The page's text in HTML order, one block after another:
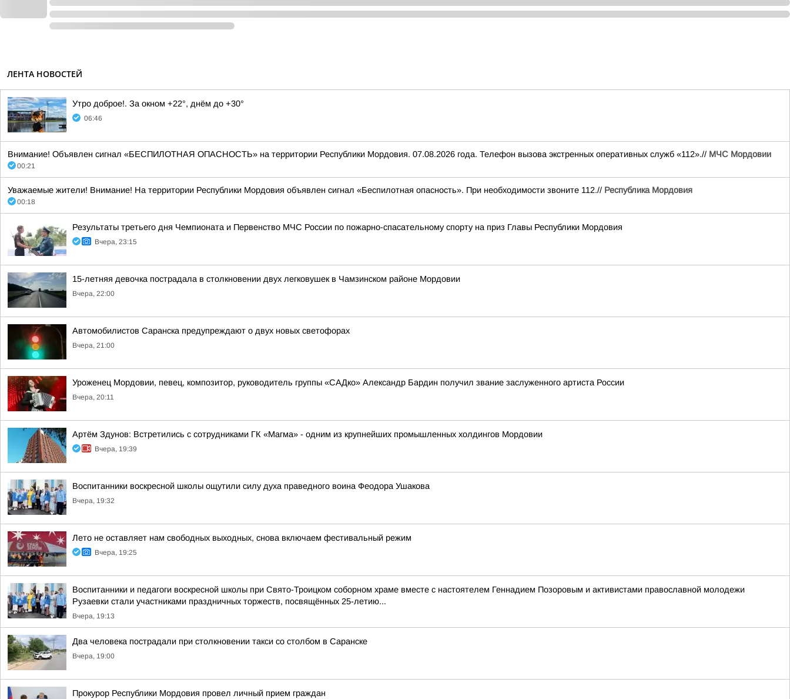
ЛЕНТА НОВОСТЕЙ
Утро доброе!. За окном +22°, днём до +30°
06:46
Внимание! Объявлен сигнал «БЕСПИЛОТНАЯ ОПАСНОСТЬ» на территории Республики Мордовия. 07.08.2026 года. Телефон вызова экстренных оперативных служб «112».// МЧС Мордовии
00:21
Уважаемые жители! Внимание! На территории Республики Мордовия объявлен сигнал «Беспилотная опасность». При необходимости звоните 112.// Республика Мордовия
00:18
Результаты третьего дня Чемпионата и Первенство МЧС России по пожарно-спасательному спорту на приз Главы Республики Мордовия
Вчера, 23:15
15-летняя девочка пострадала в столкновении двух легковушек в Чамзинском районе Мордовии
Вчера, 22:00
Автомобилистов Саранска предупреждают о двух новых светофорах
Вчера, 21:00
Уроженец Мордовии, певец, композитор, руководитель группы «САДко» Александр Бардин получил звание заслуженного артиста России
Вчера, 20:11
Артём Здунов: Встретились с сотрудниками ГК «Магма» - одним из крупнейших промышленных холдингов Мордовии
Вчера, 19:39
Воспитанники воскресной школы ощутили силу духа праведного воина Феодора Ушакова
Вчера, 19:32
Лето не оставляет нам свободных выходных, снова включаем фестивальный режим
Вчера, 19:25
Воспитанники и педагоги воскресной школы при Свято-Троицком соборном храме вместе с настоятелем Геннадием Позоровым и активистами православной молодежи
Рузаевки стали участниками праздничных торжеств, посвящённых 25-летию...
Вчера, 19:13
Два человека пострадали при столкновении такси со столбом в Саранске
Вчера, 19:00
Прокурор Республики Мордовия провел личный прием граждан